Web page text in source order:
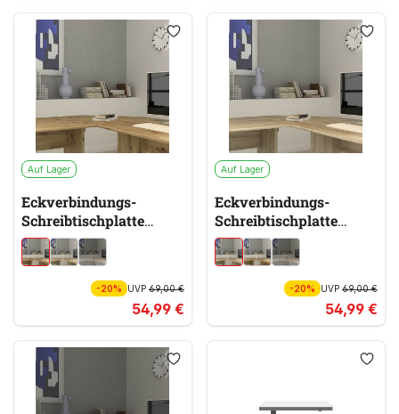
Auf Lager
Eckverbindungs-
Schreibtischplatte
TEMPRA 2
-20% UVP 69,00 €
54,99 €
Auf Lager
Eckverbindungs-
Schreibtischplatte
TEMPRA 2
-20% UVP69,00 €
54,99 €